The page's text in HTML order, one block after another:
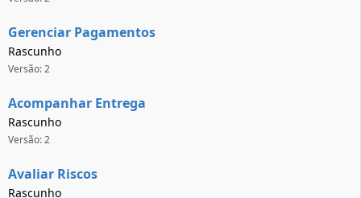
Gerenciar Pagamentos
Rascunho
Versão: 2
Acompanhar Entrega
Rascunho
Versão: 2
Avaliar Riscos
Rascunho